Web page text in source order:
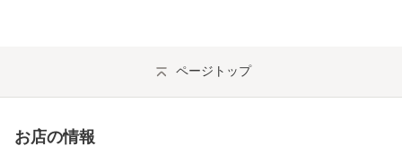
ページトップ
お店の情報